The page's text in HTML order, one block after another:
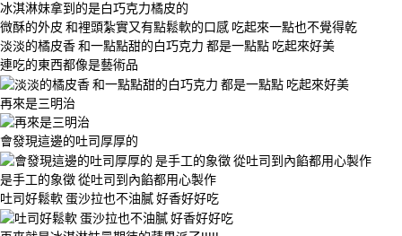
冰淇淋妹拿到的是白巧克力橘皮的
微酥的外皮 和裡頭紮實又有點鬆軟的口感 吃起來一點也不覺得乾
淡淡的橘皮香 和一點點甜的白巧克力 都是一點點 吃起來好美
連吃的東西都像是藝術品
再來是三明治
會發現這邊的吐司厚厚的
是手工的象徵 從吐司到內餡都用心製作
吐司好鬆軟 蛋沙拉也不油膩 好香好好吃